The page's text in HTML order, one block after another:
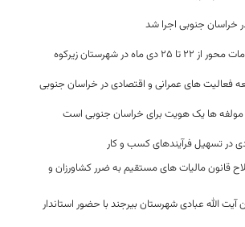
جنوبی اجرا شد
در شهرستان زیرکوه
فعالیت های عمرانی و اقتصادی در خراسان جنوبی
مولفه ها یک هویت برای خراسان جنوبی است
در تسهیل فرآیندهای کسب و کار
لایحه اصلاح قانون مالیات های مستقیم به ضرر کشاورزان و
آیت الله عبادی شهرستان بیرجند با حضور استاندار